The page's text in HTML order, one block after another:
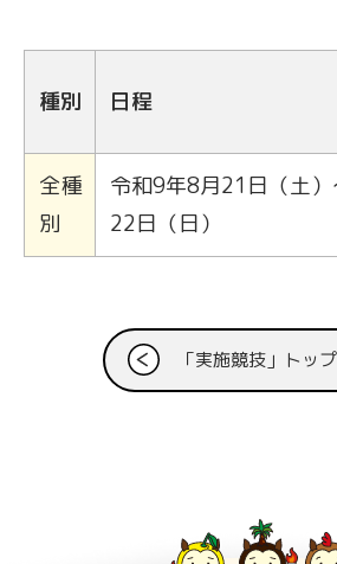
種別 日程
全種
別
令和9年8月21日（土）
22日（日）
「実施競技」トッ